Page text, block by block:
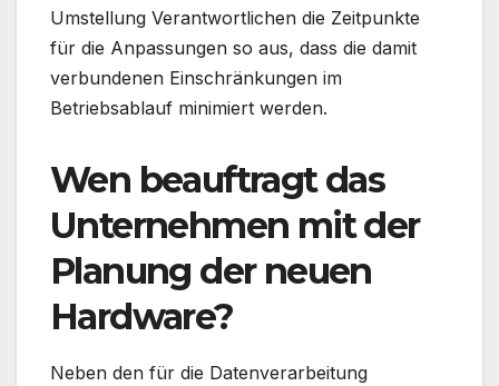
Umstellung Verantwortlichen die Zeitpunkte
für die Anpassungen so aus, dass die damit
verbundenen Einschränkungen im
Betriebsablauf minimiert werden.
Wen beauftragt das
Unternehmen mit der
Planung der neuen
Hardware?
Neben den für die Datenverarbeitung